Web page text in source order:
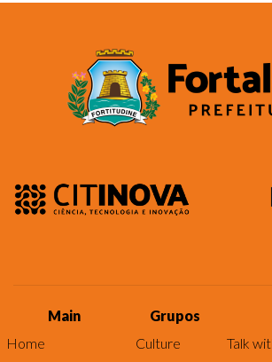
Main
Home
Grupos
Culture
Talk